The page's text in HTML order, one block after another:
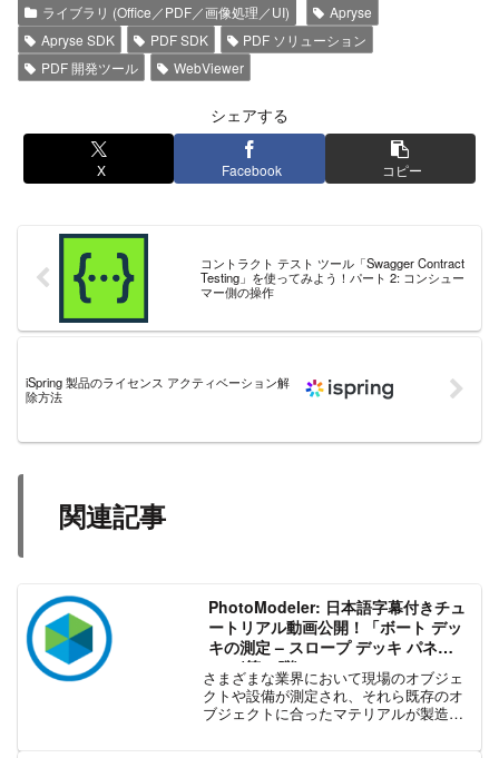
ライブラリ (Office／PDF／画像処理／UI)
Apryse
Apryse SDK
PDF SDK
PDF ソリューション
PDF 開発ツール
WebViewer
シェアする
X Facebook コピー
コントラクト テスト ツール「Swagger Contract
Testing」を使ってみよう！パート 2: コンシュー
マー側の操作
iSpring 製品のライセンス アクティベーション解
除方法
関連記事
PhotoModeler: 日本語字幕付きチュ
ートリアル動画公開！「ボート デッ
キの測定 – スロープ デッキ パネ
ル」(第 5 弾)
さまざまな業界において現場のオブジェ
クトや設備が測定され、それら既存のオ
ブジェクトに合ったマテリアルが製造さ